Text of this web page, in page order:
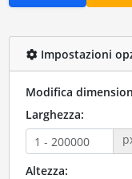
Impostazioni
Modifica
Larghezza:
Altezza: